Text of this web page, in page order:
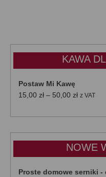
KAWA
Postaw Mi Kawę
15,00 zł – 50,00 złZakres
od
do
50,00 zł
z VAT
NOWE
Proste domowe serniki -